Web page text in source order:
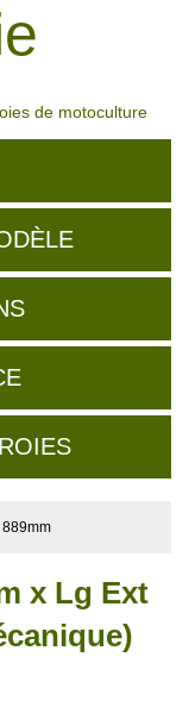
de motoculture
889mm
x Lg Ext